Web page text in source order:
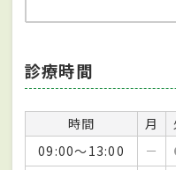
診療時間
時間 月
09:00～13:00
－